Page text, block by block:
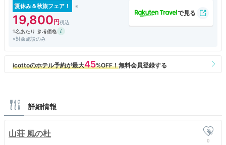
夏休み＆秋旅フェア！
19,800
1名あたり 参考価格
※対象施設のみ
詳細情報
山荘 風の杜
0